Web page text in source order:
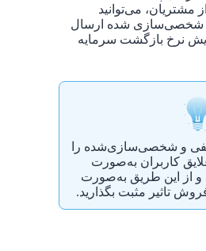
مشتریان، می‌توانید
شخصی‌سازی شده ارسال
نرخ بازگشت سرمایه
و شخصی‌سازی‌شده را
کاربران به‌صورت
و از این طریق به‌صورت
تاثیر مثبت بگذارید.